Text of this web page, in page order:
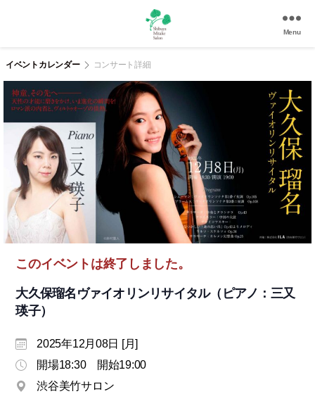
美
竹
サ
ロ
ン
|
渋
谷
駅
徒
歩
分
和
Menu
イベントカレンダー コンサート詳細
このイベントは終了しました。
大久保瑠名ヴァイオリンリサイタル（ピアノ：三又
瑛子）
2025年12月08日 [月]
開場18:30 開始19:00
渋谷美竹サロン